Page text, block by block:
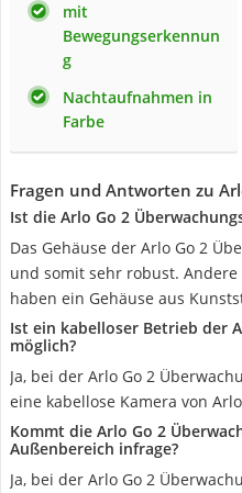
mit
Bewegungserkennun
g
Nachtaufnahmen in
Farbe
Fragen und Antworten zu
Ist die Arlo Go 2
Das Gehäuse der Arlo Go 2
und somit sehr robust.
haben ein Gehäuse aus
Ist ein kabelloser Betrieb der
möglich?
Ja, bei der Arlo Go 2
eine kabellose Kamera von
Kommt die Arlo Go 2
Außenbereich infrage?
Ja, bei der Arlo Go 2